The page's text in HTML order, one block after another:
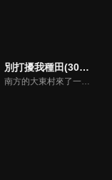
別打擾我種田(30分鐘版)
南方的大東村來了一位不速之客林現，他是林氏集團百億資產的唯一繼承人，在爺爺強勢壓迫下，家世顯赫的他空降莊家找到自己傳說中門當戶對的未婚妻，決定說服她自願解除婚約。